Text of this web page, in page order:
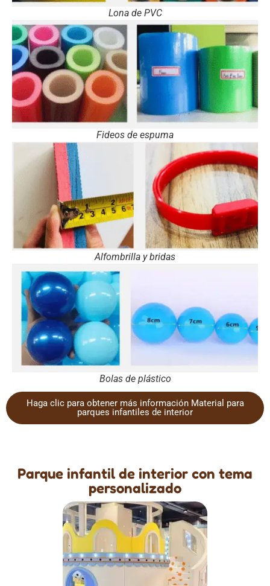
Lona de PVC
Fideos de espuma
Alfombrilla y bridas
Bolas de plástico
Haga clic para obtener más información Material para
parques infantiles de interior
Parque infantil de interior con tema
personalizado